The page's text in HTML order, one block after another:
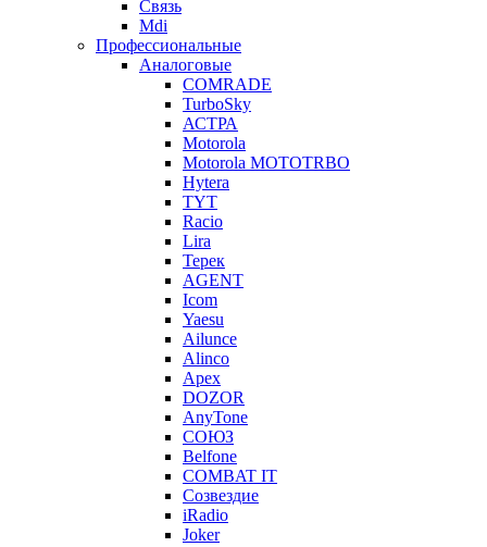
Связь
Mdi
Профессиональные
Аналоговые
COMRADE
TurboSky
АСТРА
Motorola
Motorola MOTOTRBO
Hytera
TYT
Racio
Lira
Терек
AGENT
Icom
Yaesu
Ailunce
Alinco
Apex
DOZOR
AnyTone
СОЮЗ
Belfone
COMBAT IT
Созвездие
iRadio
Joker